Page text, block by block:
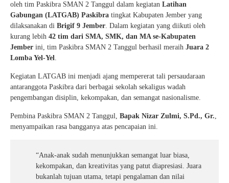
oleh tim Paskibra SMAN 2 Tanggul dalam kegiatan Latihan
Gabungan (LATGAB) Paskibra tingkat Kabupaten Jember yang
dilaksanakan di Brigif 9 Jember. Dalam kegiatan yang diikuti oleh
kurang lebih 42 tim dari SMA, SMK, dan MA se-Kabupaten
Jember ini, tim Paskibra SMAN 2 Tanggul berhasil meraih Juara 2
Lomba Yel-Yel.
Kegiatan LATGAB ini menjadi ajang mempererat tali persaudaraan
antaranggota Paskibra dari berbagai sekolah sekaligus wadah
pengembangan disiplin, kekompakan, dan semangat nasionalisme.
Pembina Paskibra SMAN 2 Tanggul, Bapak Nizar Zulmi, S.Pd., Gr.,
menyampaikan rasa bangganya atas pencapaian ini.
“Anak-anak sudah menunjukkan semangat luar biasa,
kekompakan, dan kreativitas yang patut diapresiasi. Juara
bukanlah tujuan utama, tetapi pengalaman dan nilai